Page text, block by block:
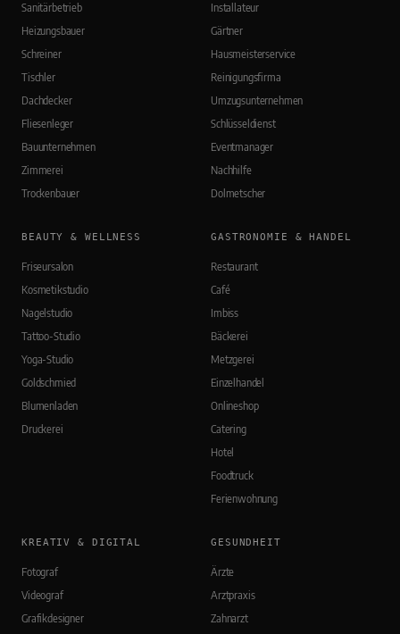
Sanitärbetrieb
Heizungsbauer
Schreiner
Tischler
Dachdecker
Fliesenleger
Bauunternehmen
Zimmerei
Trockenbauer
Installateur
Gärtner
Hausmeisterservice
Reinigungsfirma
Umzugsunternehmen
Schlüsseldienst
Eventmanager
Nachhilfe
Dolmetscher
BEAUTY & WELLNESS
Friseursalon
Kosmetikstudio
Nagelstudio
Tattoo-Studio
Yoga-Studio
Goldschmied
Blumenladen
Druckerei
GASTRONOMIE & HANDEL
Restaurant
Café
Imbiss
Bäckerei
Metzgerei
Einzelhandel
Onlineshop
Catering
Hotel
Foodtruck
Ferienwohnung
KREATIV & DIGITAL
Fotograf
Videograf
Grafikdesigner
GESUNDHEIT
Ärzte
Arztpraxis
Zahnarzt